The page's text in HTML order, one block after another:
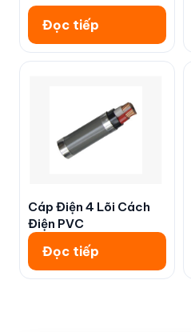
Đọc tiếp
Cáp Điện 4 Lõi Cách
Điện PVC
Đọc tiếp